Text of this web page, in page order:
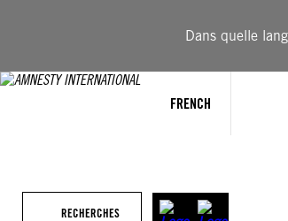
Dans quelle
FRENCH
RECHERCHES